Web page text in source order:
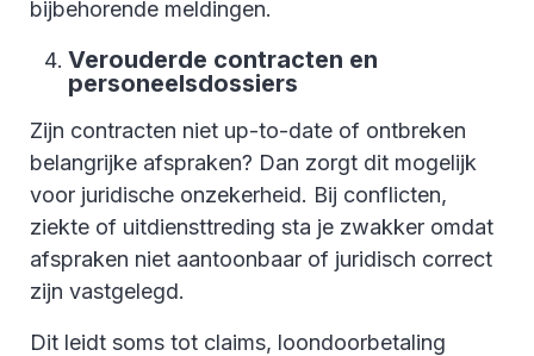
bijbehorende meldingen.
Verouderde contracten en
personeelsdossiers
Zijn contracten niet up-to-date of ontbreken
belangrijke afspraken? Dan zorgt dit mogelijk
voor juridische onzekerheid. Bij conflicten,
ziekte of uitdiensttreding sta je zwakker omdat
afspraken niet aantoonbaar of juridisch correct
zijn vastgelegd.
Dit leidt soms tot claims, loondoorbetaling